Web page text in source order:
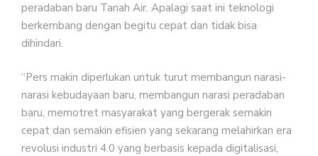
peradaban baru Tanah Air. Apalagi saat ini teknologi
berkembang dengan begitu cepat dan tidak bisa
dihindari.
“Pers makin diperlukan untuk turut membangun narasi-
narasi kebudayaan baru, membangun narasi peradaban
baru, memotret masyarakat yang bergerak semakin
cepat dan semakin efisien yang sekarang melahirkan era
revolusi industri 4.0 yang berbasis kepada digitalisasi,